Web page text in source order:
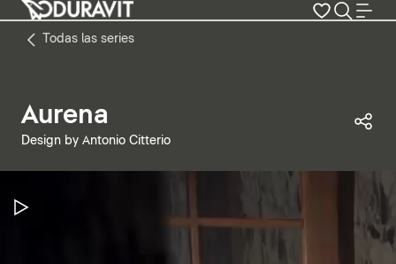
Todas las series
Aurena
Design by Antonio Citterio
Pausar vídeo